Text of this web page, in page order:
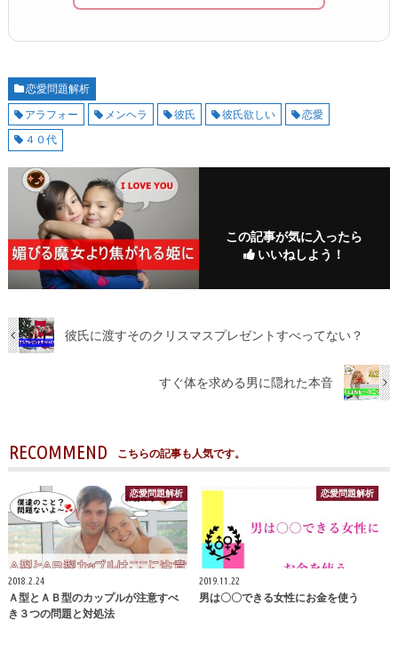
恋愛問題解析
アラフォー
メンヘラ 彼氏 彼氏欲しい
恋愛
４０代
この記事が気に入ったら
いいねしよう！
彼氏に渡すそのクリスマスプレゼントすべってない？
すぐ体を求める男に隠れた本音
RECOMMEND こちらの記事も人気です。
恋愛問題解析
2018.2.24
Ａ型とＡＢ型のカップルが注意すべ
き３つの問題と対処法
恋愛問題解析
2019.11.22
男は〇〇できる女性にお金を使う